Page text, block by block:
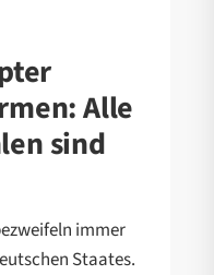
Alle
sind
immer
Staates.